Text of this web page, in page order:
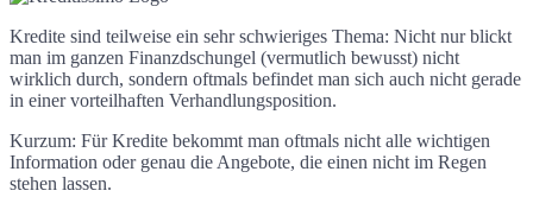
Kredite sind teilweise ein sehr schwieriges Thema: Nicht nur blickt
man im ganzen Finanzdschungel (vermutlich bewusst) nicht
wirklich durch, sondern oftmals befindet man sich auch nicht gerade
in einer vorteilhaften Verhandlungsposition.
Kurzum: Für Kredite bekommt man oftmals nicht alle wichtigen
Information oder genau die Angebote, die einen nicht im Regen
stehen lassen.